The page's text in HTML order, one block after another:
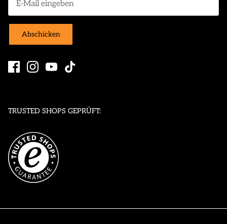
Abschicken
TRUSTED SHOPS GEPRÜFT: